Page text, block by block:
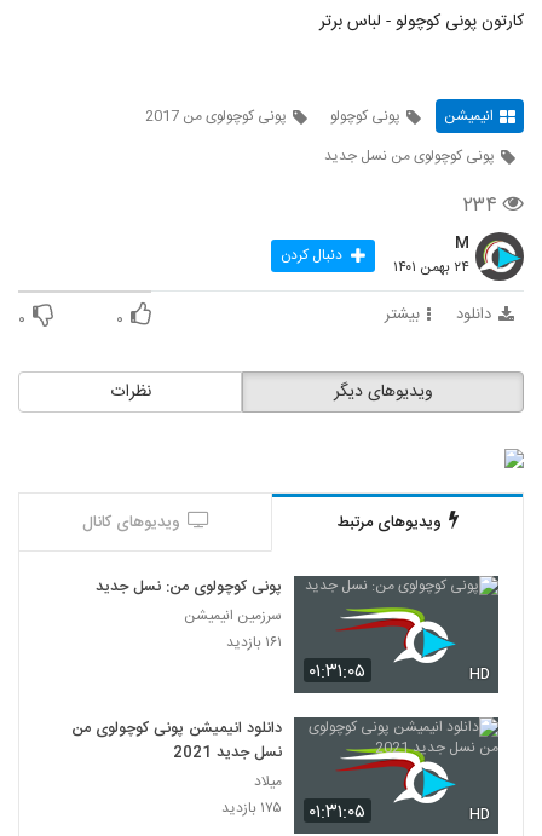
کارتون پونی کوچولو - لباس برتر
انیمیشن پونی کوچولو
پونی کوچولوی من 2017
پونی کوچولوی من نسل جدید
۲۳۴
M
۲۴ بهمن ۱۴۰۱ دنبال کردن
دانلود بیشتر ۰ ۰
نظرات ویدیوهای دیگر
ویدیوهای مرتبط ویدیوهای کانال
۰۱:۳۱:۰۵ HD
پونی کوچولوی من: نسل جدید
سرزمین انیمیشن
۱۶۱ بازدید
۰۱:۳۱:۰۵ HD
دانلود انیمیشن پونی کوچولوی من
نسل جدید 2021
میلاد
۱۷۵ بازدید